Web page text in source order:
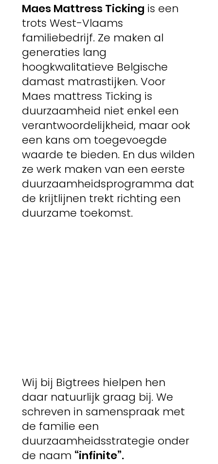
Maes Mattress Ticking is een
trots West-Vlaams
familiebedrijf. Ze maken al
generaties lang
hoogkwalitatieve Belgische
damast matrastijken. Voor
Maes mattress Ticking is
duurzaamheid niet enkel een
verantwoordelijkheid, maar ook
een kans om toegevoegde
waarde te bieden. En dus wilden
ze werk maken van een eerste
duurzaamheidsprogramma dat
de krijtlijnen trekt richting een
duurzame toekomst.
Wij bij Bigtrees hielpen hen
daar natuurlijk graag bij. We
schreven in samenspraak met
de familie een
duurzaamheidsstrategie onder
de naam “infinite”.